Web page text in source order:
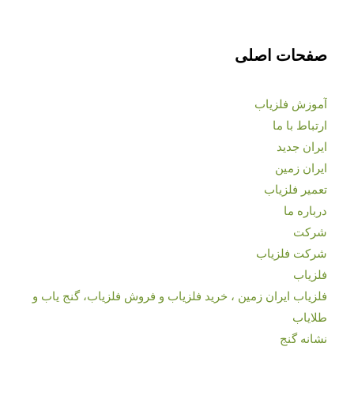
صفحات اصلی
آموزش فلزیاب
ارتباط با ما
ایران جدید
ایران زمین
تعمیر فلزیاب
درباره ما
شرکت
شرکت فلزیاب
فلزیاب
فلزیاب ایران زمین ، خرید فلزیاب و فروش فلزیاب، گنج یاب و
طلایاب
نشانه گنج